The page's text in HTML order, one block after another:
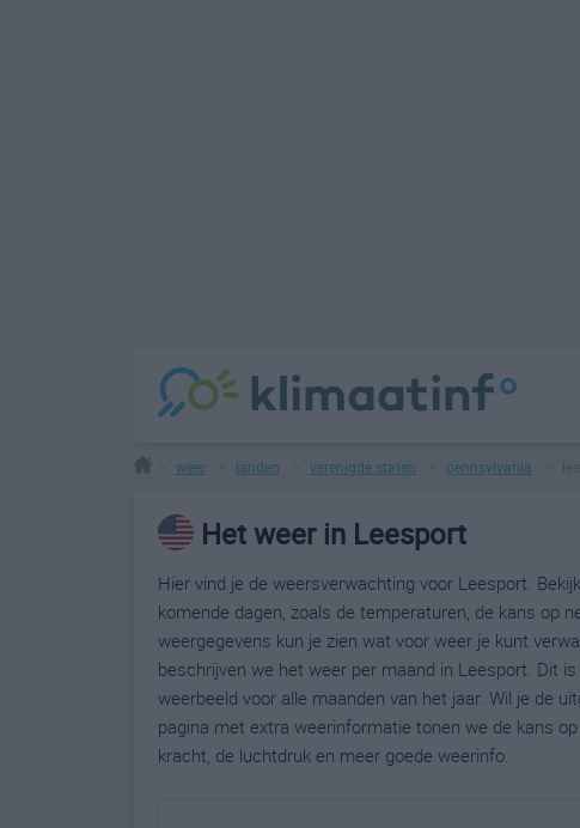
weer landen verenigde staten pennsylvania
Het weer in Leesport
Hier vind je de weersverwachting voor Leesport.
komende dagen, zoals de temperaturen, de kans op
weergegevens kun je zien wat voor weer je kunt
beschrijven we het weer per maand in Leesport. Dit
weerbeeld voor alle maanden van het jaar. Wil je de
pagina met extra weerinformatie tonen we de kans
kracht, de luchtdruk en meer goede weerinfo.